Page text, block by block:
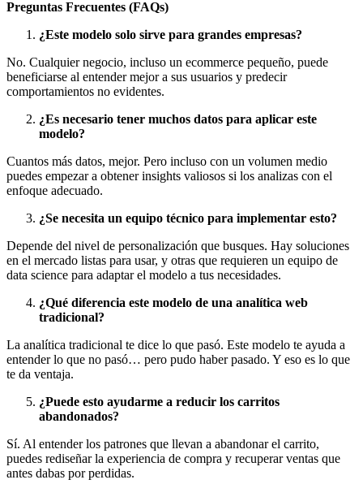
Preguntas Frecuentes (FAQs)
¿Este modelo solo sirve para grandes empresas?
No. Cualquier negocio, incluso un ecommerce pequeño, puede
beneficiarse al entender mejor a sus usuarios y predecir
comportamientos no evidentes.
¿Es necesario tener muchos datos para aplicar este
modelo?
Cuantos más datos, mejor. Pero incluso con un volumen medio
puedes empezar a obtener insights valiosos si los analizas con el
enfoque adecuado.
¿Se necesita un equipo técnico para implementar esto?
Depende del nivel de personalización que busques. Hay soluciones
en el mercado listas para usar, y otras que requieren un equipo de
data science para adaptar el modelo a tus necesidades.
¿Qué diferencia este modelo de una analítica web
tradicional?
La analítica tradicional te dice lo que pasó. Este modelo te ayuda a
entender lo que no pasó… pero pudo haber pasado. Y eso es lo que
te da ventaja.
¿Puede esto ayudarme a reducir los carritos
abandonados?
Sí. Al entender los patrones que llevan a abandonar el carrito,
puedes rediseñar la experiencia de compra y recuperar ventas que
antes dabas por perdidas.